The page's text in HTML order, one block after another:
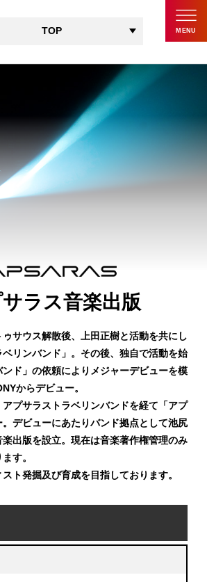
MENU
TOP
実績一覧
お問い合わせ
サラス音楽出版
ゥサウス解散後、上田正樹と活動を共にし
リンバンド」。その後、独自で活動を始
ド」の依頼によりメジャーデビューを模
からデビュー。
プサラストラベリンバンドを経て「アプ
デビューにあたりバンド拠点として池尻
出版を設立。現在は音楽著作権管理のみ
す。
ト発掘及び育成を目指しております。